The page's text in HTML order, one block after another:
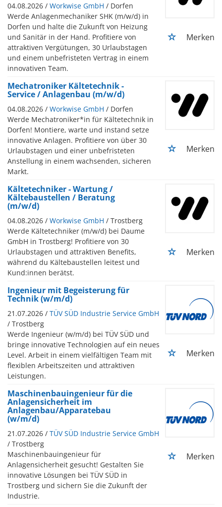
04.08.2026 / Workwise GmbH / Dorfen
Werde Anlagenmechaniker SHK (m/w/d) in
Dorfen und halte die Zukunft von Heizung
und Sanitär in der Hand. Profitiere von
attraktiven Vergütungen, 30 Urlaubstagen
und einem unbefristeten Vertrag in einem
innovativen Team.
Merken
Mechatroniker Kältetechnik -
Service / Anlagenbau (m/w/d)
04.08.2026 / Workwise GmbH / Dorfen
Werde Mechatroniker*in für Kältetechnik in
Dorfen! Montiere, warte und instand setze
innovative Anlagen. Profitiere von über 30
Urlaubstagen und einer unbefristeten
Anstellung in einem wachsenden, sicheren
Markt.
Merken
Kältetechniker - Wartung /
Kältebaustellen / Beratung
(m/w/d)
04.08.2026 / Workwise GmbH / Trostberg
Werde Kältetechniker (m/w/d) bei Daume
GmbH in Trostberg! Profitiere von 30
Urlaubstagen und attraktiven Benefits,
während du Kältebaustellen leitest und
Kund:innen berätst.
Merken
Ingenieur mit Begeisterung für
Technik (w/m/d)
21.07.2026 / TÜV SÜD Industrie Service GmbH
/ Trostberg
Werde Ingenieur (w/m/d) bei TÜV SÜD und
bringe innovative Technologien auf ein neues
Level. Arbeit in einem vielfältigen Team mit
flexiblen Arbeitszeiten und attraktiven
Leistungen.
Merken
Maschinenbauingenieur für die
Anlagensicherheit im
Anlagenbau/Apparatebau
(w/m/d)
21.07.2026 / TÜV SÜD Industrie Service GmbH
/ Trostberg
Maschinenbauingenieur für
Anlagensicherheit gesucht! Gestalten Sie
innovative Lösungen bei TÜV SÜD in
Trostberg und sichern Sie die Zukunft der
Industrie.
Merken